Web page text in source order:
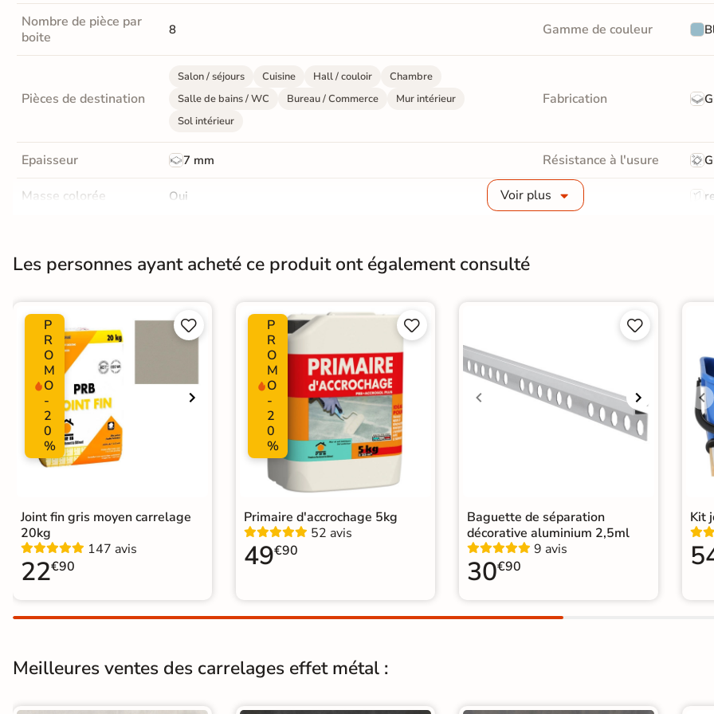
Livraison
OFFERTE
métropolitaine
En savoir
Nombre de pièce par
boite
8 Gamme de couleur
Pièces de destination
Salon / séjours Cuisine Hall / couloir
Chambre
Salle de bains / WC
Bureau / Commerce
Mur intérieur
Sol intérieur
Fabrication
Epaisseur 7 mm Résistance à l'usure
Masse colorée Oui Bords
Résistant au Gel Oui
Plancher Chauffant Oui Conditionnement
Choix 1er Choix
Support Ancien carrelage Normes
Origine
Voir plus
Les personnes ayant acheté ce produit ont également consulté
P
R
O
M
O
-
2
0
%


Joint fin gris moyen carrelage
20kg
147 avis
22€90
P
R
O
M
O
-
2
0
%


Primaire d'accrochage 5kg
52 avis
49€90


Baguette de séparation
décorative aluminium 2,5ml
9 avis
30€90
Kit
Meilleures ventes des carrelages effet métal :